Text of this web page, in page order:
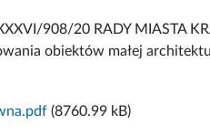
908/20 RADY MIASTA
obiektów małej
(8760.99 kB)